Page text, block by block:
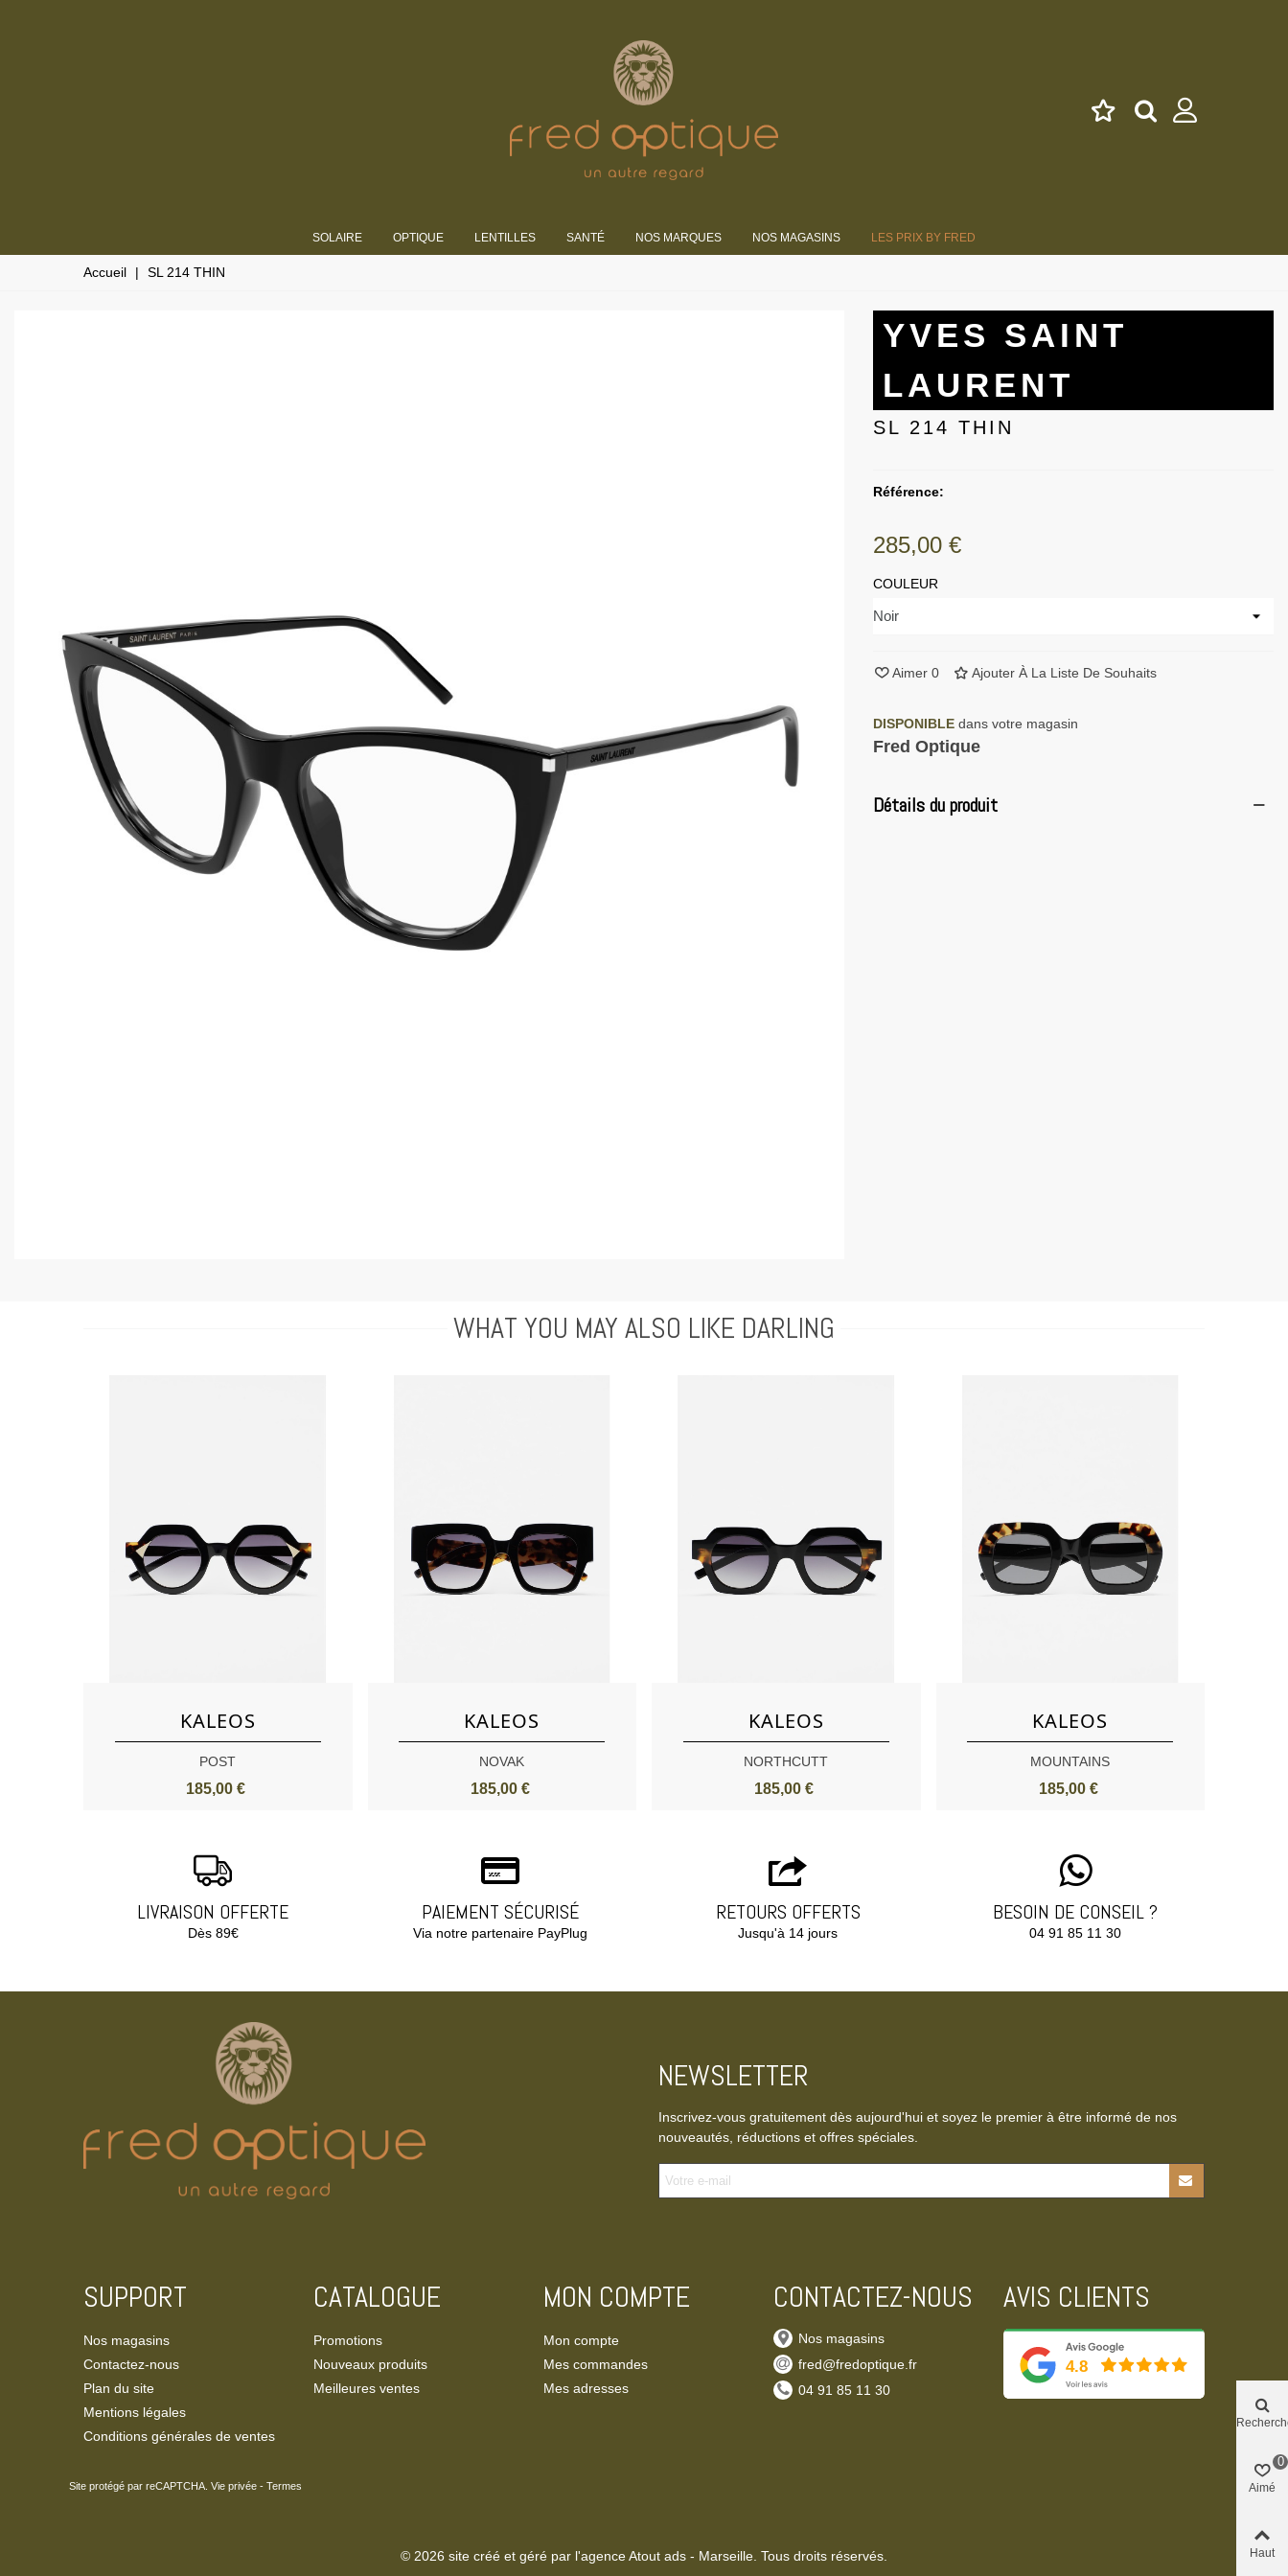
SOLAIRE OPTIQUE LENTILLES SANTÉ NOS MARQUES NOS MAGASINS LES PRIX BY FRED
Accueil | SL 214 THIN
YVES SAINT
LAURENT
SL 214 THIN
Référence:
285,00 €
COULEUR
Aimer 0 Ajouter À La Liste De Souhaits
DISPONIBLE dans votre magasin
Fred Optique
Détails du produit
WHAT YOU MAY ALSO LIKE DARLING
KALEOS
POST
185,00 €
KALEOS
NOVAK
185,00 €
KALEOS
NORTHCUTT
185,00 €
KALEOS
MOUNTAINS
185,00 €
LIVRAISON OFFERTE
Dès 89€
PAIEMENT SÉCURISÉ
Via notre partenaire PayPlug
RETOURS OFFERTS
Jusqu'à 14 jours
BESOIN DE CONSEIL ?
04 91 85 11 30‬
NEWSLETTER
Inscrivez-vous gratuitement dès aujourd'hui et soyez le premier à être informé de nos
nouveautés, réductions et offres spéciales.
SUPPORT
Nos magasins
Contactez-nous
Plan du site
Mentions légales
Conditions générales de ventes
CATALOGUE
Promotions
Nouveaux produits
Meilleures ventes
MON COMPTE
Mon compte
Mes commandes
Mes adresses
CONTACTEZ-NOUS
Nos magasins
fred@fredoptique.fr
‭04 91 85 11 30‬
AVIS CLIENTS
Site protégé par reCAPTCHA. Vie privée - Termes
© 2026 site créé et géré par l'agence Atout ads - Marseille. Tous droits réservés.
Aimé
0
Haut